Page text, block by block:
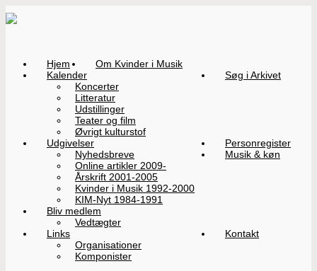
Hjem
Om Kvinder i Musik
Kalender
Koncerter
Litteratur
Udstillinger
Teater og film
Øvrigt kulturstof
Søg i Arkivet
Udgivelser
Nyhedsbreve
Online artikler 2009-
Årskrift 2001-2005
Kvinder i Musik 1992-2000
KIM-Nyt 1984-1991
Personregister
Musik & køn
Bliv medlem
Vedtægter
Links
Organisationer
Komponister
Kontakt